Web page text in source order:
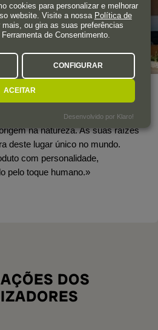
na natureza. As suas raízes
deste lugar único no mundo.
com personalidade,
pelo toque humano.»
DOS
cookies para personalizar e melhorar
website. Visite a nossa Política de
mais, ou gira as suas preferências
de Consentimento.
CONFIGURAR
ACEITAR
Desenvolvido por Klaro!